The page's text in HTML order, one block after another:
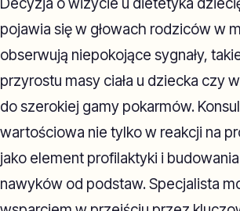
Decyzja o wizycie u dietetyka
pojawia się w głowach rodziców w
obserwują niepokojące sygnały,
przyrostu masy ciała u dziecka czy
do szerokiej gamy pokarmów.
wartościowa nie tylko w reakcji na
jako element profilaktyki i
nawyków od podstaw. Specjalista